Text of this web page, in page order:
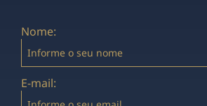
Nome:
E-mail: